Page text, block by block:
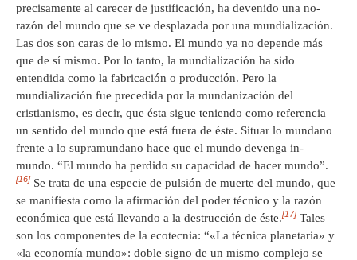
precisamente al carecer de justificación, ha devenido una no-
razón del mundo que se ve desplazada por una mundialización.
Las dos son caras de lo mismo. El mundo ya no depende más
que de sí mismo. Por lo tanto, la mundialización ha sido
entendida como la fabricación o producción. Pero la
mundialización fue precedida por la mundanización del
cristianismo, es decir, que ésta sigue teniendo como referencia
un sentido del mundo que está fuera de éste. Situar lo mundano
frente a lo supramundano hace que el mundo devenga in-
mundo. “El mundo ha perdido su capacidad de hacer mundo”.
[16] Se trata de una especie de pulsión de muerte del mundo, que
se manifiesta como la afirmación del poder técnico y la razón
económica que está llevando a la destrucción de éste.[17] Tales
son los componentes de la ecotecnia: “«La técnica planetaria» y
«la economía mundo»: doble signo de un mismo complejo se